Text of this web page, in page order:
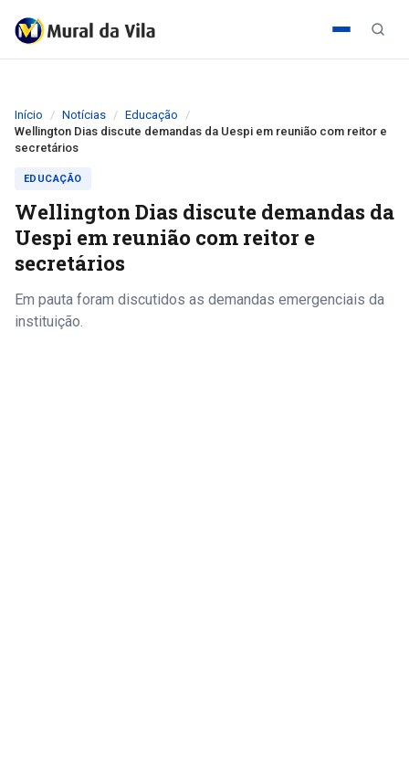
Início Notícias
Educação
Wellington Dias discute demandas da Uespi em reunião com reitor e
secretários
EDUCAÇÃO
Wellington Dias discute demandas da
Uespi em reunião com reitor e
secretários
Em pauta foram discutidos as demandas emergenciais da
instituição.